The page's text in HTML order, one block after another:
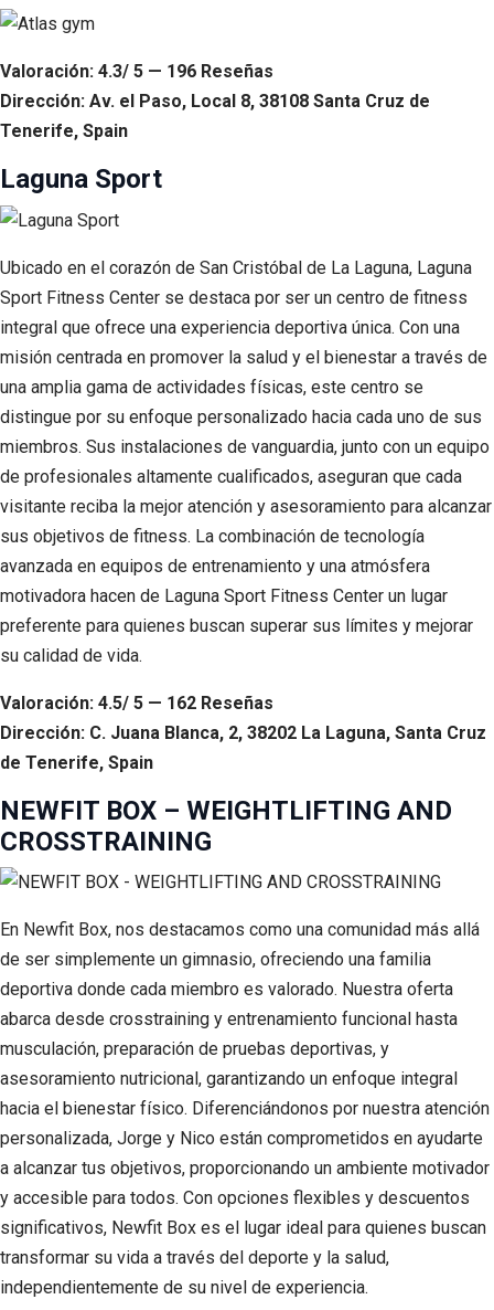
Valoración: 4.3/ 5 — 196 Reseñas
Dirección: Av. el Paso, Local 8, 38108 Santa Cruz de
Tenerife, Spain
Laguna Sport
Ubicado en el corazón de San Cristóbal de La Laguna, Laguna
Sport Fitness Center se destaca por ser un centro de fitness
integral que ofrece una experiencia deportiva única. Con una
misión centrada en promover la salud y el bienestar a través de
una amplia gama de actividades físicas, este centro se
distingue por su enfoque personalizado hacia cada uno de sus
miembros. Sus instalaciones de vanguardia, junto con un equipo
de profesionales altamente cualificados, aseguran que cada
visitante reciba la mejor atención y asesoramiento para alcanzar
sus objetivos de fitness. La combinación de tecnología
avanzada en equipos de entrenamiento y una atmósfera
motivadora hacen de Laguna Sport Fitness Center un lugar
preferente para quienes buscan superar sus límites y mejorar
su calidad de vida.
Valoración: 4.5/ 5 — 162 Reseñas
Dirección: C. Juana Blanca, 2, 38202 La Laguna, Santa Cruz
de Tenerife, Spain
NEWFIT BOX – WEIGHTLIFTING AND
CROSSTRAINING
En Newfit Box, nos destacamos como una comunidad más allá
de ser simplemente un gimnasio, ofreciendo una familia
deportiva donde cada miembro es valorado. Nuestra oferta
abarca desde crosstraining y entrenamiento funcional hasta
musculación, preparación de pruebas deportivas, y
asesoramiento nutricional, garantizando un enfoque integral
hacia el bienestar físico. Diferenciándonos por nuestra atención
personalizada, Jorge y Nico están comprometidos en ayudarte
a alcanzar tus objetivos, proporcionando un ambiente motivador
y accesible para todos. Con opciones flexibles y descuentos
significativos, Newfit Box es el lugar ideal para quienes buscan
transformar su vida a través del deporte y la salud,
independientemente de su nivel de experiencia.